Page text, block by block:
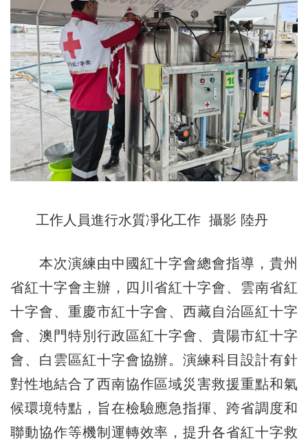
工作人員進行水質凈化工作 攝影 陸丹
本次演練由中國紅十字會總會指導，貴州
省紅十字會主辦，四川省紅十字會、雲南省紅
十字會、重慶市紅十字會、西藏自治區紅十字
會、澳門特別行政區紅十字會、貴陽市紅十字
會、白雲區紅十字會協辦。演練科目設計有針
對性地結合了西南協作區域災害救援重點和氣
候環境特點，旨在檢驗應急指揮、跨省調度和
聯動協作等機制運轉效率，提升各省紅十字救